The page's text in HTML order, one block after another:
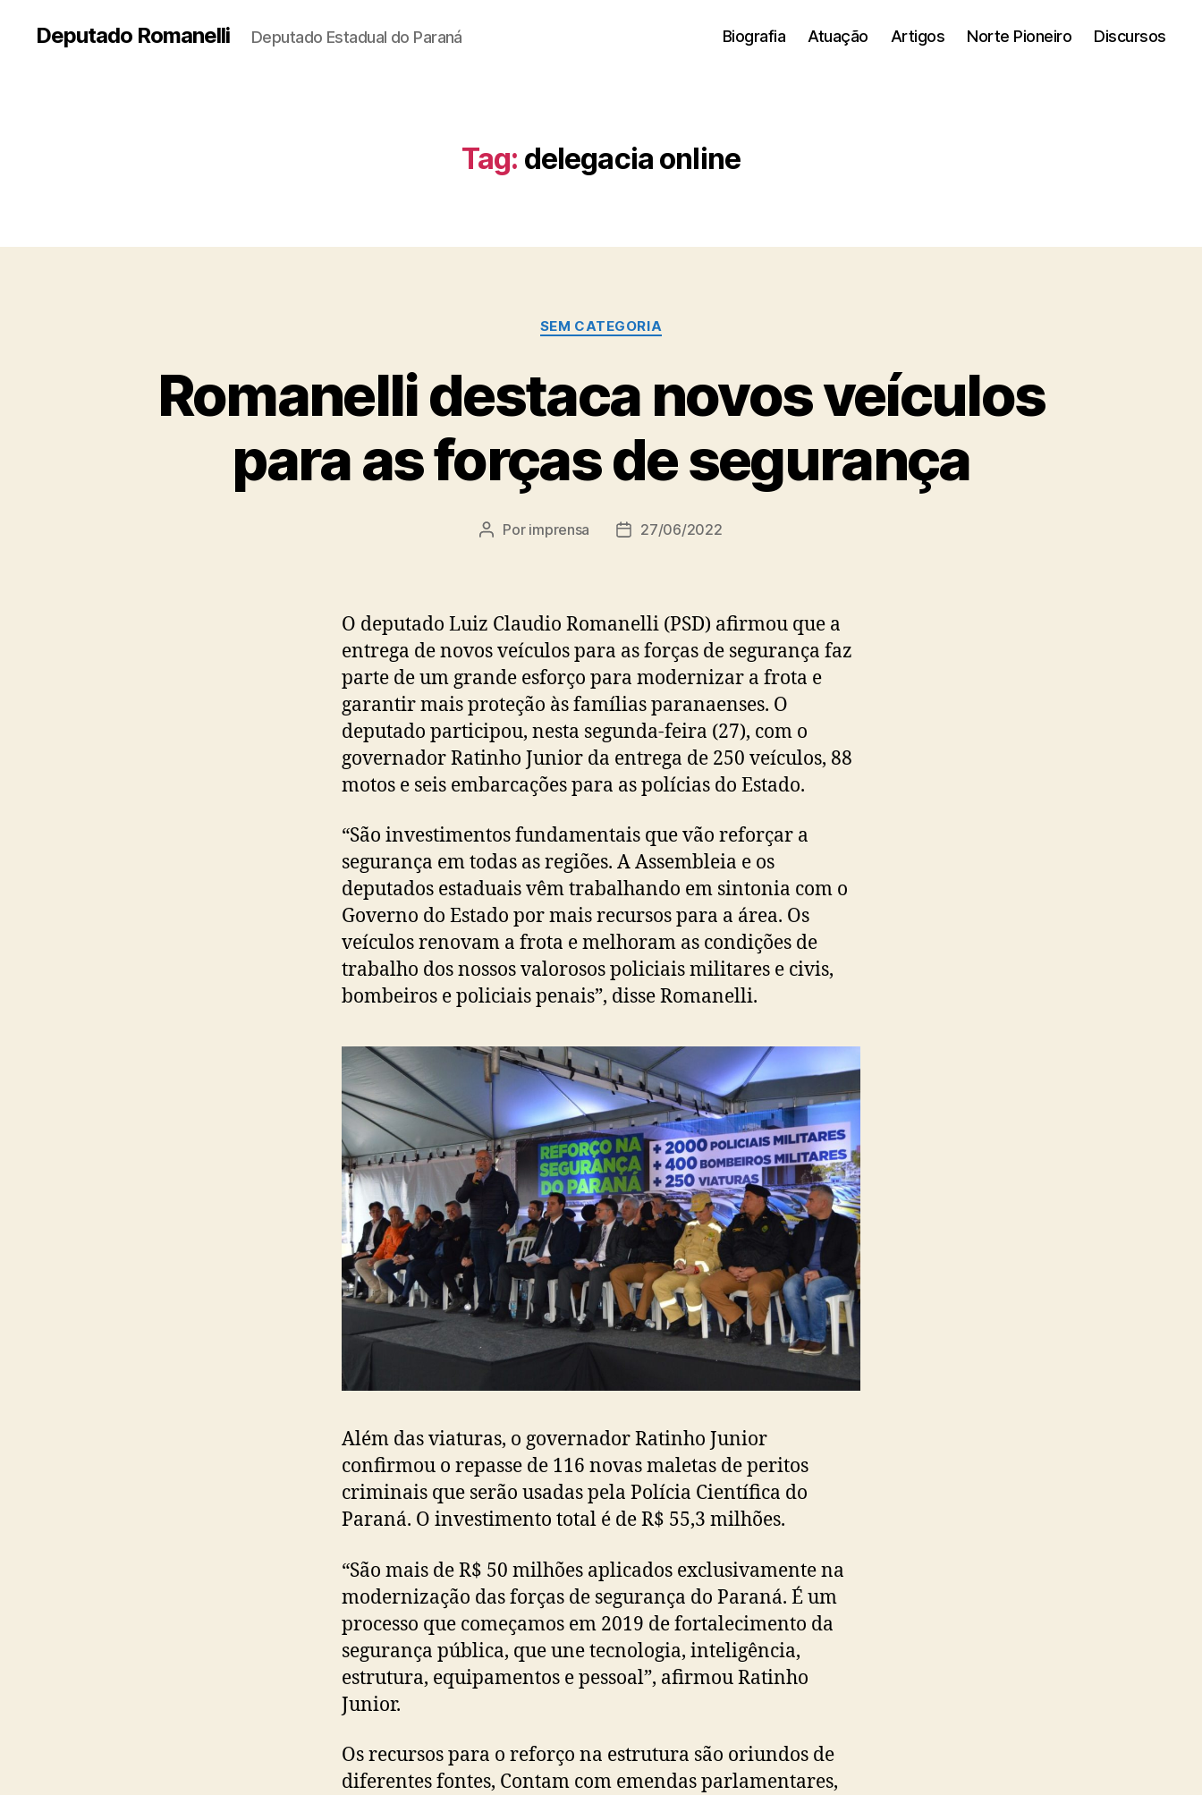
Deputado Romanelli Deputado Estadual do Paraná Biografia Atuação Artigos Norte Pioneiro Discursos
Tag: delegacia online
Categorias
SEM CATEGORIA
Romanelli destaca novos veículos
para as forças de segurança
Autor
Por imprensa
Data27/06/2022
O deputado Luiz Claudio Romanelli (PSD) afirmou que a
entrega de novos veículos para as forças de segurança faz
parte de um grande esforço para modernizar a frota e
garantir mais proteção às famílias paranaenses. O
deputado participou, nesta segunda-feira (27), com o
governador Ratinho Junior da entrega de 250 veículos, 88
motos e seis embarcações para as polícias do Estado.
“São investimentos fundamentais que vão reforçar a
segurança em todas as regiões. A Assembleia e os
deputados estaduais vêm trabalhando em sintonia com o
Governo do Estado por mais recursos para a área. Os
veículos renovam a frota e melhoram as condições de
trabalho dos nossos valorosos policiais militares e civis,
bombeiros e policiais penais”, disse Romanelli.
Além das viaturas, o governador Ratinho Junior
confirmou o repasse de 116 novas maletas de peritos
criminais que serão usadas pela Polícia Científica do
Paraná. O investimento total é de R$ 55,3 milhões.
“São mais de R$ 50 milhões aplicados exclusivamente na
modernização das forças de segurança do Paraná. É um
processo que começamos em 2019 de fortalecimento da
segurança pública, que une tecnologia, inteligência,
estrutura, equipamentos e pessoal”, afirmou Ratinho
Junior.
Os recursos para o reforço na estrutura são oriundos de
diferentes fontes, Contam com emendas parlamentares,